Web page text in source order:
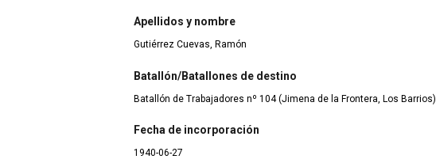
Apellidos y nombre
Gutiérrez Cuevas, Ramón
Batallón/Batallones de destino
Batallón de Trabajadores nº 104 (Jimena de la Frontera, Los Barrios)
Fecha de incorporación
1940-06-27